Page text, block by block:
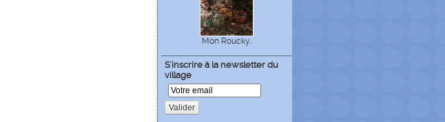
Mon Roucky..
S'inscrire à la newsletter du
village
Valider